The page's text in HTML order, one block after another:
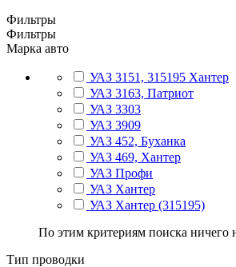
Фильтры
Фильтры
Марка авто
УАЗ 3151, 315195 Хантер
УАЗ 3163, Патриот
УАЗ 3303
УАЗ 3909
УАЗ 452, Буханка
УАЗ 469, Хантер
УАЗ Профи
УАЗ Хантер
УАЗ Хантер (315195)
По этим критериям поиска ничего
Тип проводки